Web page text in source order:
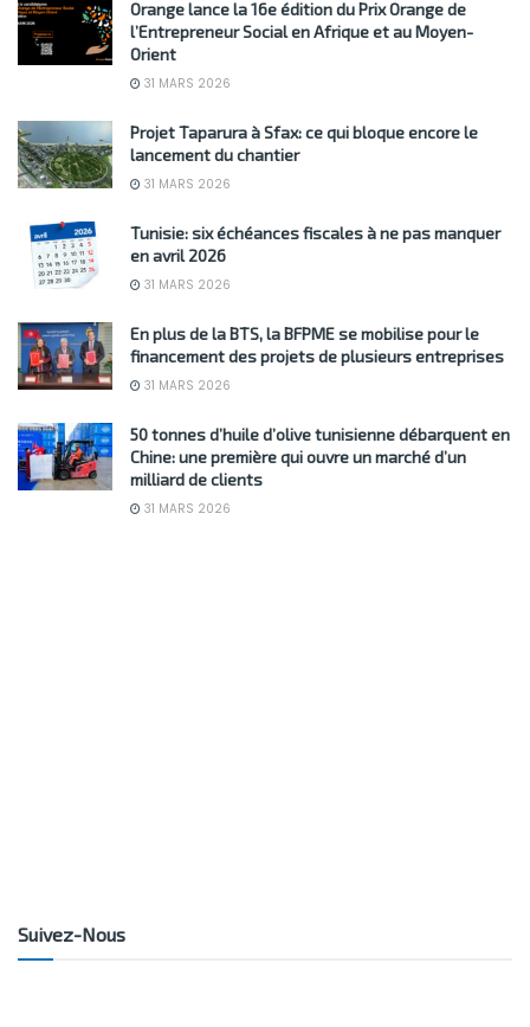
Orange lance la 16e édition du Prix Orange de
l’Entrepreneur Social en Afrique et au Moyen-
Orient
31 MARS 2026
Projet Taparura à Sfax: ce qui bloque encore le
lancement du chantier
31 MARS 2026
Tunisie: six échéances fiscales à ne pas manquer
en avril 2026
31 MARS 2026
En plus de la BTS, la BFPME se mobilise pour le
financement des projets de plusieurs entreprises
31 MARS 2026
50 tonnes d’huile d’olive tunisienne débarquent en
Chine: une première qui ouvre un marché d’un
milliard de clients
31 MARS 2026
Suivez-Nous